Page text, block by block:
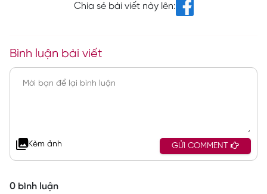
Chia sẻ bài viết này lên:
Bình luận bài viết
Kèm ảnh GỬI COMMENT
0 bình luận